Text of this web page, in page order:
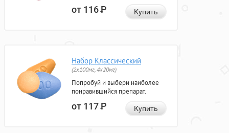
от 116Р Купить
Набор Классический
(2x100мг, 4x20мг)
Попробуй и выбери наиболее
понравившийся препарат.
от 117Р Купить